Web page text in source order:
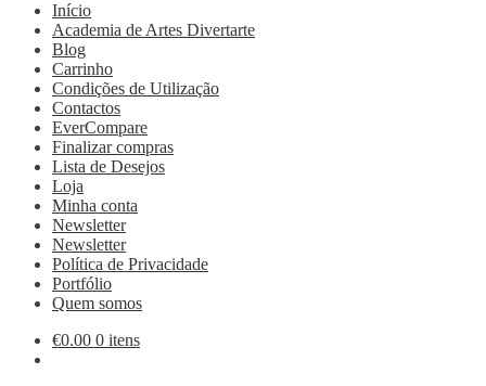
Início
Academia de Artes Divertarte
Blog
Carrinho
Condições de Utilização
Contactos
EverCompare
Finalizar compras
Lista de Desejos
Loja
Minha conta
Newsletter
Newsletter
Política de Privacidade
Portfólio
Quem somos
€0.00 0 itens